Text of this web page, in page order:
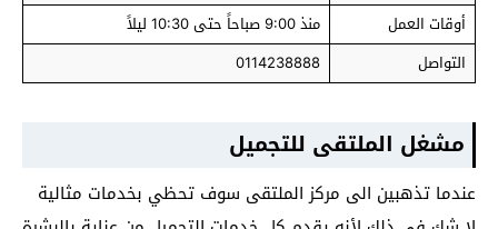
أوقات العمل
منذ 9:00 صباحاً حتى 10:30 ليلاً
التواصل
0114238888
مشغل الملتقى للتجميل
عندما تذهبين الى مركز الملتقى سوف تحظي بخدمات مثالية